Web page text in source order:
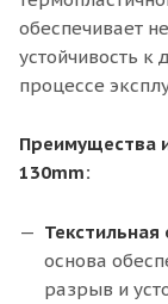
обеспечивает
устойчивость
процессе
Преимущества
130mm:
Текстильная
основа
разрыв и